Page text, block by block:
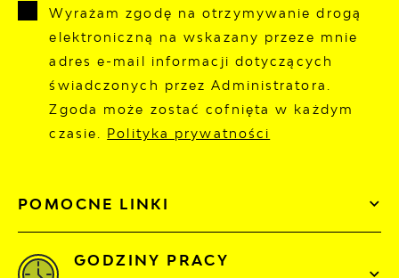
POMOCNE LINKI
Wyrażam zgodę na otrzymywanie drogą
elektroniczną na wskazany przeze mnie
adres e-mail informacji dotyczących
świadczonych przez Administratora.
Zgoda może zostać cofnięta w każdym
czasie. Polityka prywatności
GODZINY PRACY